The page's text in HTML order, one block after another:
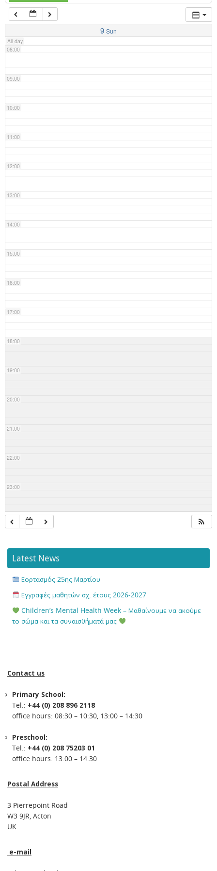
9 Sun
All-day
07:00
08:00
09:00
10:00
11:00
12:00
13:00
14:00
15:00
16:00
17:00
18:00
19:00
20:00
21:00
22:00
23:00
Latest News
Εορτασμός 25ης Μαρτίου
Εγγραφές μαθητών σχ. έτους 2026-2027
Children’s Mental Health Week – Μαθαίνουμε να ακούμε
το σώμα και τα συναισθήματά μας
Contact us
Primary School:
Tel.: +44 (0) 208 896 2118
office hours: 08:30 – 10:30, 13:00 – 14:30
Preschool:
Tel.: +44 (0) 208 75203 01
office hours: 13:00 – 14:30
Postal Address
3 Pierrepoint Road
W3 9JR, Acton
UK
e-mail